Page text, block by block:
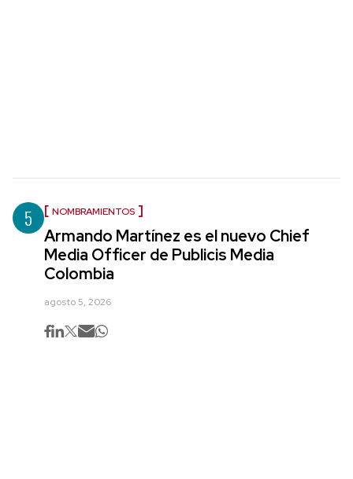
5 NOMBRAMIENTOS
Armando Martínez es el nuevo Chief
Media Officer de Publicis Media
Colombia
agosto 5, 2026